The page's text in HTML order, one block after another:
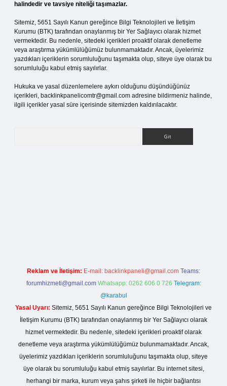
halindedir ve tavsiye niteliği taşımazlar.
Sitemiz, 5651 Sayılı Kanun gereğince Bilgi Teknolojileri ve İletişim
Kurumu (BTK) tarafından onaylanmış bir Yer Sağlayıcı olarak hizmet
vermektedir. Bu nedenle, sitedeki içerikleri proaktif olarak denetleme
veya araştırma yükümlülüğümüz bulunmamaktadır. Ancak, üyelerimiz
yazdıkları içeriklerin sorumluluğunu taşımakta olup, siteye üye olarak bu
sorumluluğu kabul etmiş sayılırlar.
Hukuka ve yasal düzenlemelere aykırı olduğunu düşündüğünüz
içerikleri, backlinkpanelicomtr@gmail.com adresine bildirmeniz halinde,
ilgili içerikler yasal süre içerisinde sitemizden kaldırılacaktır.
Reklam ve İletişim: E-mail: backlinkpaneli@gmail.com Teams:
forumhizmeti@gmail.com Whatsapp: 0262 606 0 726 Telegram:
@karabul
Yasal Uyarı: Sitemiz, 5651 Sayılı Kanun gereğince Bilgi Teknolojileri ve
İletişim Kurumu (BTK) tarafından onaylanmış bir Yer Sağlayıcı olarak
hizmet vermektedir. Bu nedenle, sitedeki içerikleri proaktif olarak
denetleme veya araştırma yükümlülüğümüz bulunmamaktadır. Ancak,
üyelerimiz yazdıkları içeriklerin sorumluluğunu taşımakta olup, siteye
üye olarak bu sorumluluğu kabul etmiş sayılırlar. Bu internet sitesi,
herhangi bir marka, kurum veya şahıs şirketi ile hiçbir bağlantısı